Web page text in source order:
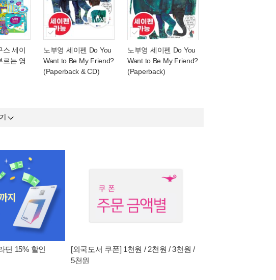
스 세이
르는 영
노부영 세이펜 Do You
Want to Be My Friend?
(Paperback & CD)
노부영 세이펜 Do You
Want to Be My Friend?
(Paperback)
딘 15% 할인
[외국도서 쿠폰] 1천원 / 2천원 / 3천원 /
5천원